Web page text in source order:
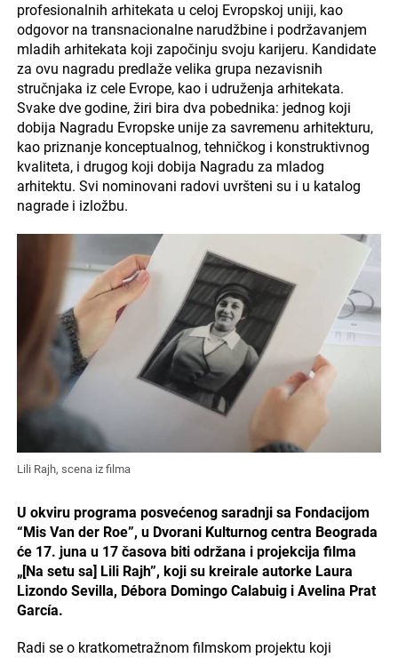
profesionalnih arhitekata u celoj Evropskoj uniji, kao
odgovor na transnacionalne narudžbine i podržavanjem
mladih arhitekata koji započinju svoju karijeru. Kandidate
za ovu nagradu predlaže velika grupa nezavisnih
stručnjaka iz cele Evrope, kao i udruženja arhitekata.
Svake dve godine, žiri bira dva pobednika: jednog koji
dobija Nagradu Evropske unije za savremenu arhitekturu,
kao priznanje konceptualnog, tehničkog i konstruktivnog
kvaliteta, i drugog koji dobija Nagradu za mladog
arhitektu. Svi nominovani radovi uvršteni su i u katalog
nagrade i izložbu.
Lili Rajh, scena iz filma
U okviru programa posvećenog saradnji sa Fondacijom
“Mis Van der Roe”, u Dvorani Kulturnog centra Beograda
će 17. juna u 17 časova biti održana i projekcija filma
„[Na setu sa] Lili Rajh”, koji su kreirale autorke Laura
Lizondo Sevilla, Débora Domingo Calabuig i Avelina Prat
García.
Radi se o kratkometražnom filmskom projektu koji